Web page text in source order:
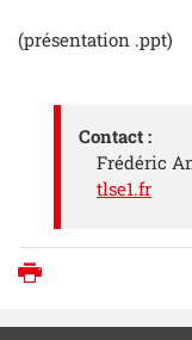
(présentation .ppt)
Contact :
Frédéric
tlse1.fr